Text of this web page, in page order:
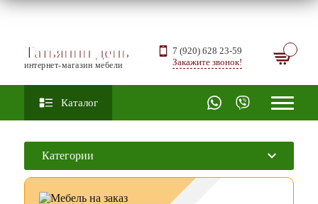
Татьянин день
интернет-магазин мебели
7 (920) 628 23-59
Закажите звонок!
Каталог
Категории